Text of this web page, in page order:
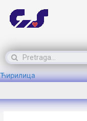
Ћирилица